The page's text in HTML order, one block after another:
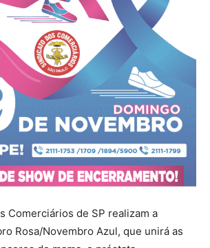
Comerciários de SP realizam a
Rosa/Novembro Azul, que unirá as